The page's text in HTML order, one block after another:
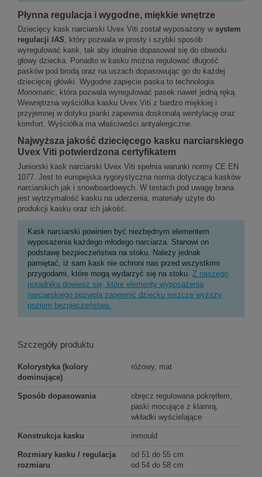
Płynna regulacja i wygodne, miękkie wnętrze
Dziecięcy kask narciarski Uvex Viti został wyposażony w system
regulacji IAS, który pozwala w prosty i szybki sposób
wyregulować kask, tak aby idealnie dopasował się do obwodu
głowy dziecka. Ponadto w kasku można regulować długość
pasków pod brodą oraz na uszach dopasowując go do każdej
dziecięcej główki. Wygodne zapięcie paska to technologia
Monomatic, która pozwala wyregulować pasek nawet jedną ręką.
Wewnętrzna wyściółka kasku Uvex Viti z bardzo miękkiej i
przyjemnej w dotyku pianki zapewnia doskonałą wentylację oraz
komfort. Wyściółka ma właściwości antyalergiczne.
Najwyższa jakość dziecięcego kasku narciarskiego
Uvex Viti potwierdzona certyfikatem
Juniorski kask narciarski Uvex Viti spełnia warunki normy CE EN
1077. Jest to europejska rygorystyczna norma dotycząca kasków
narciarskich jak i snowboardowych. W testach pod uwagę brana
jest wytrzymałość kasku na uderzenia, materiały użyte do
produkcji kasku oraz ich jakość.
Kask narciarski powinien być niezbędnym elementem
wyposażenia każdego młodego narciarza. Stanowi on
podstawę bezpieczeństwa na stoku. Należy jednak
pamiętać, iż sam kask nie ochroni nas przed wszystkimi
przygodami, które mogą wydarzyć się na stoku.Z naszego
poradnika dowiesz się, które elementy wyposażenia
narciarskiego pozwolą zapewnić dziecku jeszcze wyższy
poziom bezpieczeństwa.
Szczegóły produktu
Kolorystyka (kolory
dominujące)
różowy, mat
Sposób dopasowania
obręcz regulowana pokrętłem,
paski mocujące z klamrą,
wkładki wyścielające
Konstrukcja kasku inmould
Rozmiary kasku / regulacja
rozmiaru
od 51 do 55 cm
od 54 do 58 cm